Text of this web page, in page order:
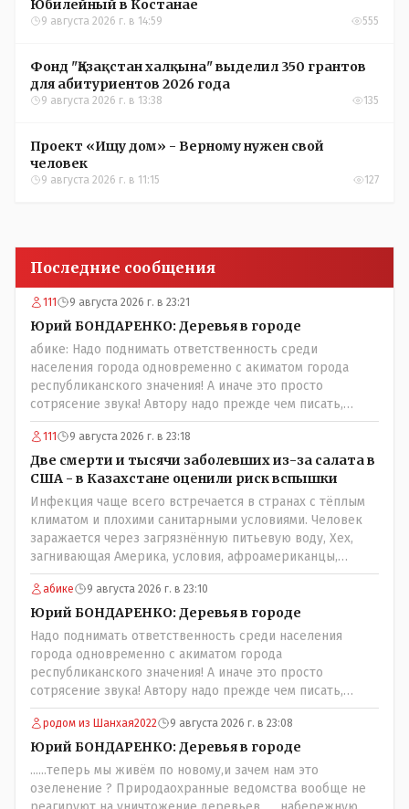
Юбилейный в Костанае
9 августа 2026 г. в 14:59 555
Фонд "Қазақстан халқына" выделил 350 грантов
для абитуриентов 2026 года
9 августа 2026 г. в 13:38 135
Проект «Ищу дом» - Верному нужен свой
человек
9 августа 2026 г. в 11:15 127
Последние сообщения
111 9 августа 2026 г. в 23:21
Юрий БОНДАРЕНКО: Деревья в городе
абике: Надо поднимать ответственность среди
населения города одновременно с акиматом города
республиканского значения! А иначе это просто
сотрясение звука! Автору надо прежде чем писать,
необходимо самому обратиться в ЖКХ акимата и
разобраться прежде чем своей статьей провоцировать
население города!Согласен всецело!
111 9 августа 2026 г. в 23:18
Две смерти и тысячи заболевших из-за салата в
США - в Казахстане оценили риск вспышки
Инфекция чаще всего встречается в странах с тёплым
климатом и плохими санитарными условиями. Человек
заражается через загрязнённую питьевую воду, Хех,
загнивающая Америка, условия, афроамериканцы,
грязная вода, отсутствие страховок, нечистоплотные
мигранты и прочее.. Лучше России и Казахстана жить
негде..
абике 9 августа 2026 г. в 23:10
Юрий БОНДАРЕНКО: Деревья в городе
Надо поднимать ответственность среди населения
города одновременно с акиматом города
республиканского значения! А иначе это просто
сотрясение звука! Автору надо прежде чем писать,
необходимо самому обратиться в ЖКХ акимата и
разобраться прежде чем своей статьей провоцировать
население города!
родом из Шанхая2022 9 августа 2026 г. в 23:08
Юрий БОНДАРЕНКО: Деревья в городе
......теперь мы живём по новому,и зачем нам это
озеленение ? Природаохранные ведомства вообще не